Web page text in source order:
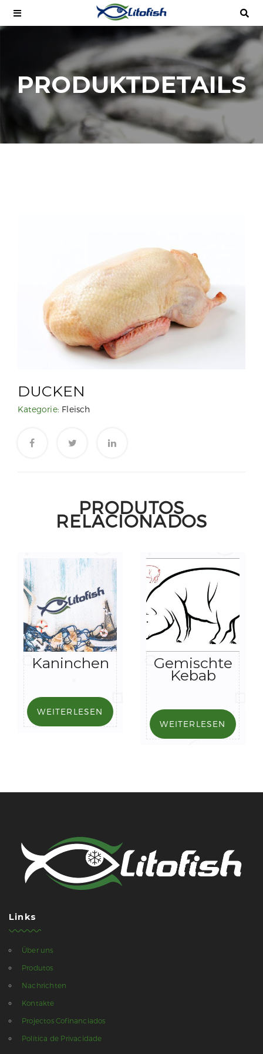
PRODUKTDETAILS
DUCKEN
Kategorie: Fleisch
PRODUTOS
RELACIONADOS
Kaninchen
WEITERLESEN
Gemischte
Kebab
WEITERLESEN
Links
Über uns
Produtos
Nachrichten
Kontakte
Projectos Cofinanciados
Política de Privacidade